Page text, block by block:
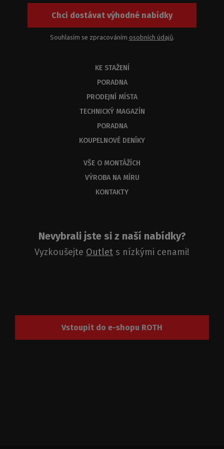
nebo
kombinací.
Chci dostávat výhodné nabídky
Souhlasím se zpracováním osobních údajů.
KE STAŽENÍ
PORADNA
PRODEJNÍ MÍSTA
TECHNICKÝ MAGAZÍN
PORADNA
KOUPELNOVÉ DENÍKY
VŠE O MONTÁŽÍCH
VÝROBA NA MÍRU
KONTAKTY
Nevybrali jste si z naší nabídky?
Vyzkoušejte Outlet s nízkými cenami!
Vstoupit do e-shopu ROTH